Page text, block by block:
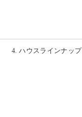
4. ハウスラインナップ